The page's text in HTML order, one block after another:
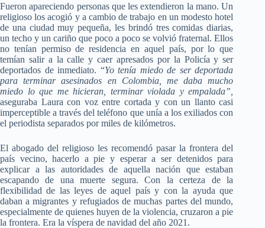
Fueron apareciendo personas que les extendieron la mano. Un
religioso los acogió y a cambio de trabajo en un modesto hotel
de una ciudad muy pequeña, les brindó tres comidas diarias,
un techo y un cariño que poco a poco se volvió fraternal. Ellos
no tenían permiso de residencia en aquel país, por lo que
temían salir a la calle y caer apresados por la Policía y ser
deportados de inmediato. “Yo tenía miedo de ser deportada
para terminar asesinados en Colombia, me daba mucho
miedo lo que me hicieran, terminar violada y empalada”,
aseguraba Laura con voz entre cortada y con un llanto casi
imperceptible a través del teléfono que unía a los exiliados con
el periodista separados por miles de kilómetros.
El abogado del religioso les recomendó pasar la frontera del
país vecino, hacerlo a pie y esperar a ser detenidos para
explicar a las autoridades de aquella nación que estaban
escapando de una muerte segura. Con la certeza de la
flexibilidad de las leyes de aquel país y con la ayuda que
daban a migrantes y refugiados de muchas partes del mundo,
especialmente de quienes huyen de la violencia, cruzaron a pie
la frontera. Era la víspera de navidad del año 2021.